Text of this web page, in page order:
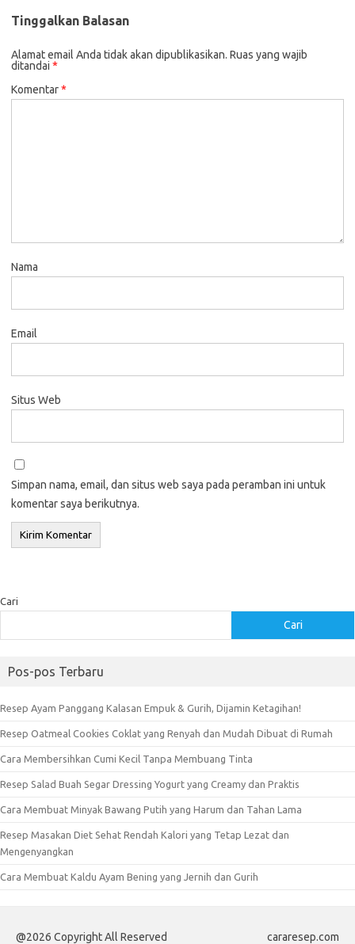
Tinggalkan Balasan
Alamat email Anda tidak akan dipublikasikan. Ruas yang wajib
ditandai *
Komentar*
Nama
Email
Situs Web
Simpan nama, email, dan situs web saya pada peramban ini untuk
komentar saya berikutnya.
Cari
Cari
Pos-pos Terbaru
Resep Ayam Panggang Kalasan Empuk & Gurih, Dijamin Ketagihan!
Resep Oatmeal Cookies Coklat yang Renyah dan Mudah Dibuat di Rumah
Cara Membersihkan Cumi Kecil Tanpa Membuang Tinta
Resep Salad Buah Segar Dressing Yogurt yang Creamy dan Praktis
Cara Membuat Minyak Bawang Putih yang Harum dan Tahan Lama
Resep Masakan Diet Sehat Rendah Kalori yang Tetap Lezat dan
Mengenyangkan
Cara Membuat Kaldu Ayam Bening yang Jernih dan Gurih
@2026 Copyright All Reserved cararesep.com